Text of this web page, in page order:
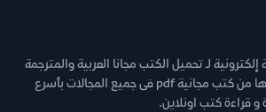
لـ تحميل الكتب مجانا العربية والمترجمة
والروايات والقصص وغيرها من كتب مجانية pdf فى جميع المجالات بأسرع
قراءة كتب اونلاين.